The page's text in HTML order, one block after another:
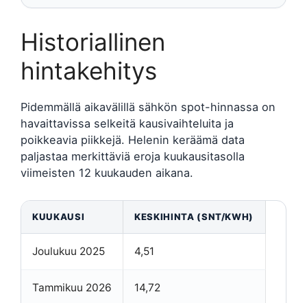
Historiallinen
hintakehitys
Pidemmällä aikavälillä sähkön spot-hinnassa on
havaittavissa selkeitä kausivaihteluita ja
poikkeavia piikkejä. Helenin keräämä data
paljastaa merkittäviä eroja kuukausitasolla
viimeisten 12 kuukauden aikana.
KUUKAUSI KESKIHINTA (SNT/KWH)
Joulukuu 2025 4,51
Tammikuu 2026 14,72